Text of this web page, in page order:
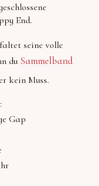
End.
seine volle
du Sammelband
kein Muss.
Gap